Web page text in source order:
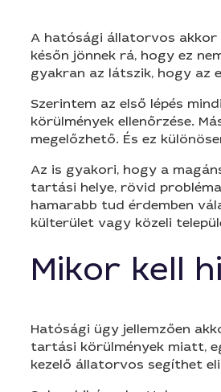
A hatósági állatorvos akkor
későn jönnek rá, hogy ez
gyakran az látszik, hogy az
Szerintem az első lépés
körülmények ellenőrzése.
megelőzhető. És ez
Az is gyakori, hogy a
tartási helye, rövid
hamarabb tud érdemben
külterület vagy közeli
Mikor kell
Hatósági ügy jellemzően
tartási körülmények miatt,
kezelő állatorvos segíthet